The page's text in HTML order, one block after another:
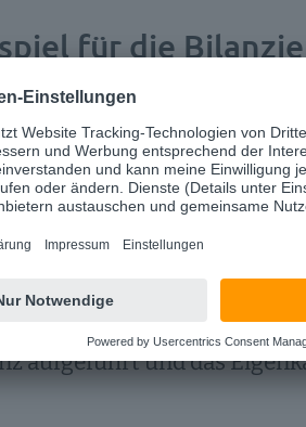
für die
Beispiel aus dem
Aufwände in der Bilanz
der Tochter
Bilanzierung nach IFRS 16
aufgeführt und das